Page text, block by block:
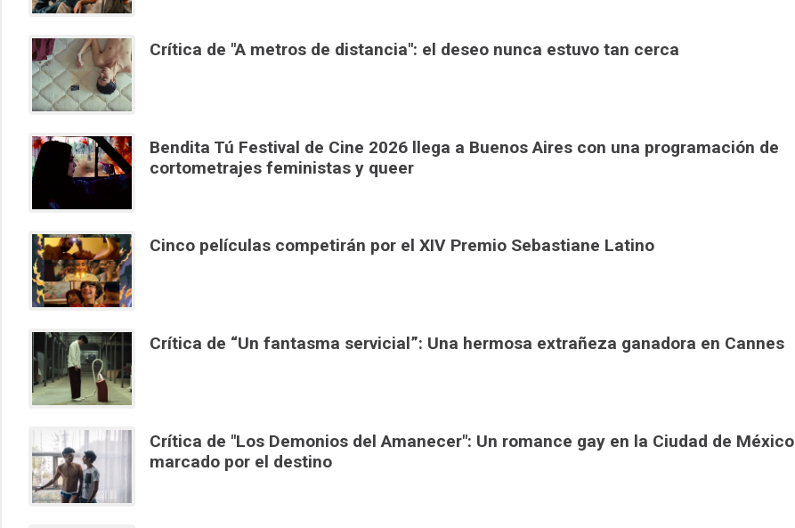
Crítica de "A metros de distancia": el deseo nunca estuvo tan cerca
Bendita Tú Festival de Cine 2026 llega a Buenos Aires con una programación de
cortometrajes feministas y queer
Cinco películas competirán por el XIV Premio Sebastiane Latino
Crítica de “Un fantasma servicial”: Una hermosa extrañeza ganadora en Cannes
Crítica de "Los Demonios del Amanecer": Un romance gay en la Ciudad de México
marcado por el destino